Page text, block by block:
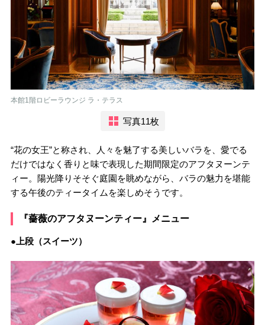
本館1階ロビーラウンジ ラ・テラス
写真11枚
“花の女王”と称され、人々を魅了する美しいバラを、愛でる
だけではなく香りと味で表現した期間限定のアフタヌーンテ
ィー。陽光降りそそぐ庭園を眺めながら、バラの魅力を堪能
する午後のティータイムを楽しめそうです。
『薔薇のアフタヌーンティー』メニュー
●上段（スイーツ）